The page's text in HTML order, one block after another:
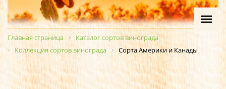
Главная страница
Каталог сортов винограда
Коллекция сортов винограда
Сорта Америки и Канады